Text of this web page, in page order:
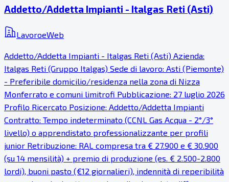
Addetto/Addetta Impianti - Italgas Reti (Asti)
LavoroeWeb
Addetto/Addetta Impianti - Italgas Reti (Asti) Azienda:
Italgas Reti (Gruppo Italgas) Sede di lavoro: Asti (Piemonte)
- Preferibile domicilio/residenza nella zona di Nizza
Monferrato e comuni limitrofi Pubblicazione: 27 luglio 2026
Profilo Ricercato Posizione: Addetto/Addetta Impianti
Contratto: Tempo indeterminato (CCNL Gas Acqua - 2°/3°
livello) o apprendistato professionalizzante per profili
junior Retribuzione: RAL compresa tra € 27.900 e € 30.900
(su 14 mensilità) + premio di produzione (es. € 2.500-2.800
lordi), buoni pasto (€12 giornalieri), indennità di reperibilità